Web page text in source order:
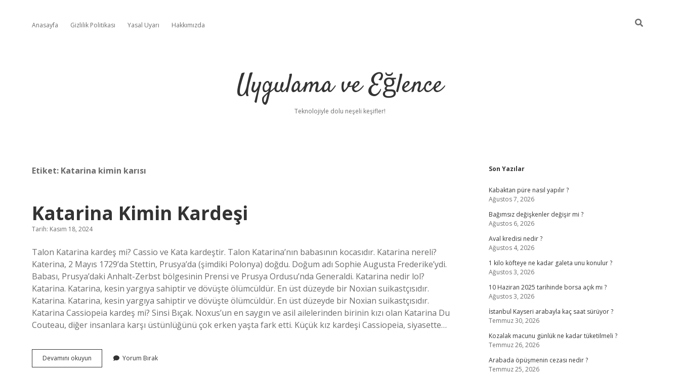
Anasayfa Gizlilik Politikası Yasal Uyarı Hakkımızda
Uygulama ve Eğlence
Teknolojiyle dolu neşeli keşifler!
Etiket: Katarina kimin karısı
Katarina Kimin Kardeşi
Tarih: Kasım 18, 2024
Talon Katarina kardeş mi? Cassio ve Kata kardeştir. Talon Katarina’nın babasının kocasıdır. Katarina nereli?
Katerina, 2 Mayıs 1729’da Stettin, Prusya’da (şimdiki Polonya) doğdu. Doğum adı Sophie Augusta Frederike’ydi.
Babası, Prusya’daki Anhalt-Zerbst bölgesinin Prensi ve Prusya Ordusu’nda Generaldi. Katarina nedir lol?
Katarina. Katarina, kesin yargıya sahiptir ve dövüşte ölümcüldür. En üst düzeyde bir Noxian suikastçısıdır.
Katarina. Katarina, kesin yargıya sahiptir ve dövüşte ölümcüldür. En üst düzeyde bir Noxian suikastçısıdır.
Katarina Cassiopeia kardeş mi? Sinsi Bıçak. Noxus’un en saygın ve asil ailelerinden birinin kızı olan Katarina Du
Couteau, diğer insanlara karşı üstünlüğünü çok erken yaşta fark etti. Küçük kız kardeşi Cassiopeia, siyasette…
Devamını okuyun Katarina
Kimin
Yorum Bırak
Sidebar
Son Yazılar
Kabaktan püre nasıl yapılır ?
Ağustos 7, 2026
Bağımsız değişkenler değişir mi ?
Ağustos 6, 2026
Aval kredisi nedir ?
Ağustos 4, 2026
1 kilo köfteye ne kadar galeta unu konulur ?
Ağustos 3, 2026
10 Haziran 2025 tarihinde borsa açık mı ?
Ağustos 3, 2026
İstanbul Kayseri arabayla kaç saat sürüyor ?
Temmuz 30, 2026
Kozalak macunu günlük ne kadar tüketilmeli ?
Temmuz 26, 2026
Arabada öpüşmenin cezası nedir ?
Temmuz 25, 2026